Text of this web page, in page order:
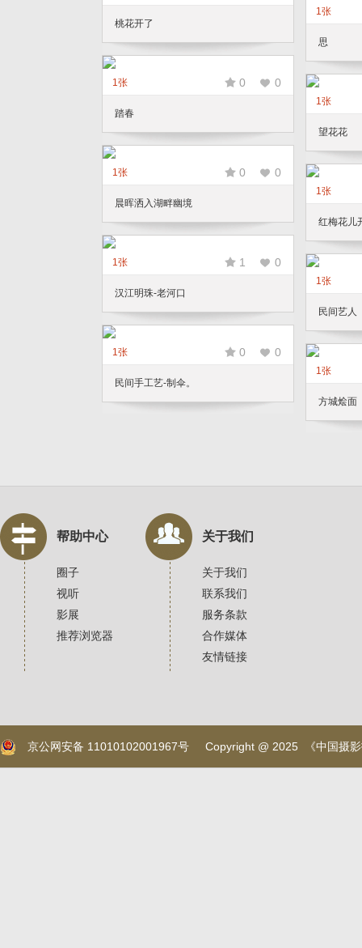
桃花开了
1张
思
1张 0 0
踏春
1张
望花花
1张 0 0
晨晖洒入湖畔幽境
1张
红梅花儿
1张 1 0
汉江明珠-老河口
1张
民间艺人
1张 0 0
民间手工艺-制伞。
1张
方城烩面
帮助中心 关于我们
圈子
视听
影展
推荐浏览器
关于我们
联系我们
服务条款
合作媒体
友情链接
京公网安备 11010102001967号 Copyright @ 2025 《中国摄